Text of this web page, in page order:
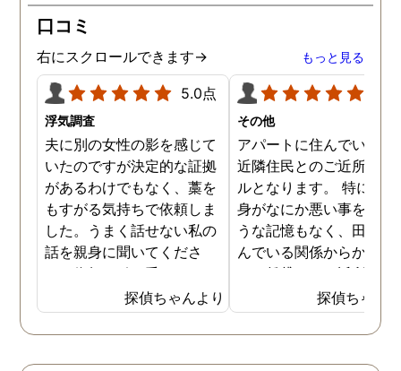
体に気をつけて、1人でも
多くの方の力になってくだ
さい！ 本当にありがとうご
ざいました。
見素人目には少し高く感
やメンタルケア、そして
際の調査内容などを考え
と非常におすすめです。
貞の証拠をつかむことが
ールではなく、親権をと
ことがゴールという中で
弁護士さんとも連携して
様々なアドバイスをいた
き、無事親権を獲得する
とができました。 本当
りがとうございました！
かげさまで子どもと３人
良く暮らせてます！！
当時の私と同じように思
口コミ
右にスクロールできます→ もっと見る
5.0点
浮気調査
夫に別の女性の影を感じて
いたのですが決定的な証拠
があるわけでもなく、藁を
もすがる気持ちで依頼しま
した。うまく話せない私の
話を親身に聞いてくださ
り、依頼を引き受けてくだ
さりました。依頼期間中、
定期的に報告をくださるの
で心強かったです。また証
探偵ちゃんより
その他
アパートに住んでいた際
近隣住民とのご近所トラ
ルとなります。 特に自
身がなにか悪い事をした
うな記憶もなく、田舎に
んでいる関係からかアパ
トの賃貸でもご近所さん
のあいさつ程度のやり取
は会う度にありました。
る日を境に、家の前にゴ
探偵ちゃん